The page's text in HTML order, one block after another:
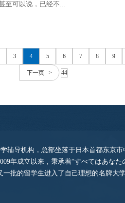
至可以说，已经不...
3 4 5 6 7 8 9
下一页 > 44
辅导机构，总部坐落于日本首都东京市
年成立以来，秉承着“すべてはあなた
一批的留学生进入了自己理想的名牌大